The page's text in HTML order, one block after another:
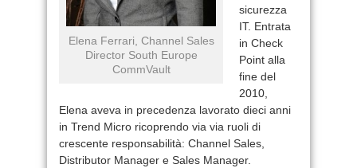
Elena Ferrari, Channel Sales
Director South Europe
CommVault
sicurezza
IT. Entrata
in Check
Point alla
fine del
2010,
Elena aveva in precedenza lavorato dieci anni
in Trend Micro ricoprendo via via ruoli di
crescente responsabilità: Channel Sales,
Distributor Manager e Sales Manager.